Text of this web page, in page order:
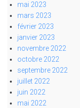
mai 2023
mars 2023
février 2023
janvier 2023
novembre 2022
octobre 2022
septembre 2022
juillet 2022
juin 2022
mai 2022